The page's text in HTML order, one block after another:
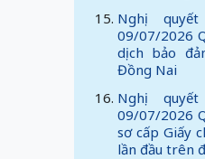
Nghị quyết
09/07/2026
dịch bảo
Đồng Nai
Nghị quyết
09/07/2026
sơ cấp Giấy
lần đầu trên